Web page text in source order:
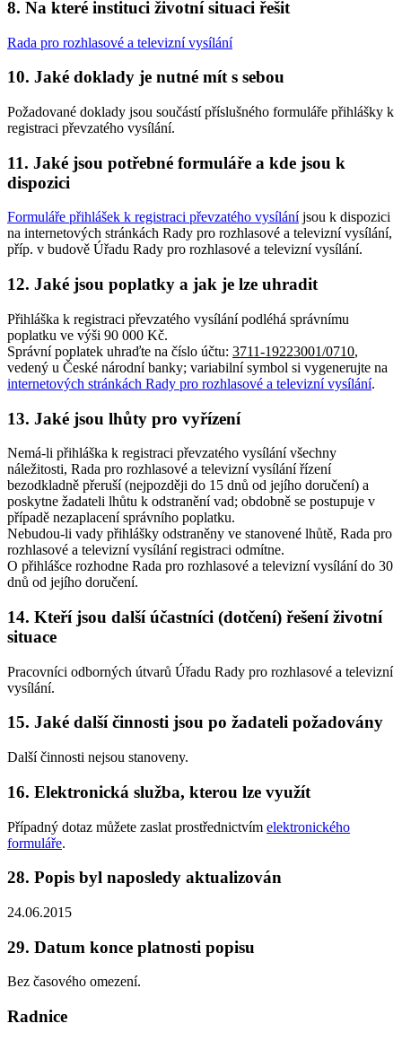
8. Na které instituci životní situaci řešit
Rada pro rozhlasové a televizní vysílání
10. Jaké doklady je nutné mít s sebou
Požadované doklady jsou součástí příslušného formuláře přihlášky k
registraci převzatého vysílání.
11. Jaké jsou potřebné formuláře a kde jsou k
dispozici
Formuláře přihlášek k registraci převzatého vysíláníjsou k dispozici
na internetových stránkách Rady pro rozhlasové a televizní vysílání,
příp. v budově Úřadu Rady pro rozhlasové a televizní vysílání.
12. Jaké jsou poplatky a jak je lze uhradit
Přihláška k registraci převzatého vysílání podléhá správnímu
poplatku ve výši 90 000 Kč.
Správní poplatek uhraďte na číslo účtu: 3711-19223001/0710,
vedený u České národní banky; variabilní symbol si vygenerujte na
internetových stránkách Rady pro rozhlasové a televizní vysílání.
13. Jaké jsou lhůty pro vyřízení
Nemá-li přihláška k registraci převzatého vysílání všechny
náležitosti, Rada pro rozhlasové a televizní vysílání řízení
bezodkladně přeruší (nejpozději do 15 dnů od jejího doručení) a
poskytne žadateli lhůtu k odstranění vad; obdobně se postupuje v
případě nezaplacení správního poplatku.
Nebudou-li vady přihlášky odstraněny ve stanovené lhůtě, Rada pro
rozhlasové a televizní vysílání registraci odmítne.
O přihlášce rozhodne Rada pro rozhlasové a televizní vysílání do 30
dnů od jejího doručení.
14. Kteří jsou další účastníci (dotčení) řešení životní
situace
Pracovníci odborných útvarů Úřadu Rady pro rozhlasové a televizní
vysílání.
15. Jaké další činnosti jsou po žadateli požadovány
Další činnosti nejsou stanoveny.
16. Elektronická služba, kterou lze využít
Případný dotaz můžete zaslat prostřednictvím elektronického
formuláře.
28. Popis byl naposledy aktualizován
24.06.2015
29. Datum konce platnosti popisu
Bez časového omezení.
Radnice